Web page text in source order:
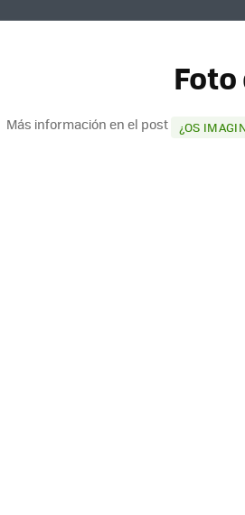
Más información en el post ¿OS